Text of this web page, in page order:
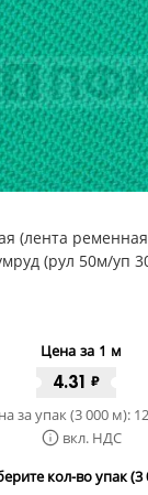
(лента
(рул 50м/уп
Цена за 1 м
4.31 ₽
за упак (3 000 м):
вкл. НДС
кол-во упак (3